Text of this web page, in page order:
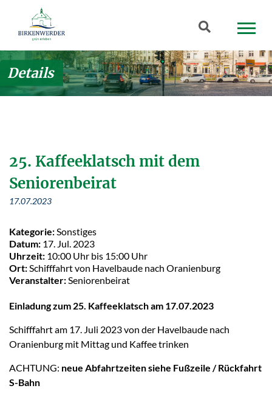
Zum Hauptinhalt springen
Suchbegriff
Details
25. Kaffeeklatsch mit dem
Seniorenbeirat
17.07.2023
Kategorie: Sonstiges
Datum: 17. Jul. 2023
Uhrzeit: 10:00 Uhr bis 15:00 Uhr
Ort: Schifffahrt von Havelbaude nach Oranienburg
Veranstalter: Seniorenbeirat
Einladung zum 25. Kaffeeklatsch am 17.07.2023
Schifffahrt am 17. Juli 2023 von der Havelbaude nach
Oranienburg mit Mittag und Kaffee trinken
ACHTUNG: neue Abfahrtzeiten siehe Fußzeile / Rückfahrt
S-Bahn